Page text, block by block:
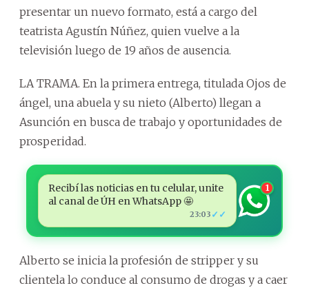
presentar un nuevo formato, está a cargo del
teatrista Agustín Núñez, quien vuelve a la
televisión luego de 19 años de ausencia.
LA TRAMA. En la primera entrega, titulada Ojos de
ángel, una abuela y su nieto (Alberto) llegan a
Asunción en busca de trabajo y oportunidades de
prosperidad.
Recibí las noticias en tu celular, unite
al canal de ÚH en WhatsApp 🤩
23:03 ✓✓
1
Alberto se inicia la profesión de stripper y su
clientela lo conduce al consumo de drogas y a caer